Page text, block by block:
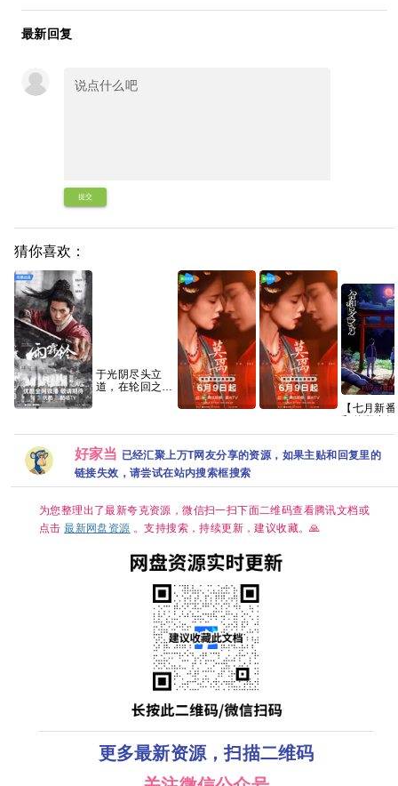
最新回复
提交
猜你喜欢：
(2026)】【37
集持续更新】
【1080P高码】
【国语中字】
【单集/1G】
武侠 / 古装】
【主演: 杨洋 /
章若楠 / 方逸伦
于光阴尽头立
道，在轮回之外
典藏完整版
4K臻彩 白鹿/丞
磊[中国大陆] [爱
情/古装] [单集约
1.3GB]
4K臻彩 白鹿/丞
磊[中国大陆] [爱
情/古装] [单集约
【七月新
怖/奇幻 更
+】
好家当 已经汇聚上万T网友分享的资源，如果主贴和回复里的
链接失效，请尝试在站内搜索框搜索
为您整理出了最新夸克资源，微信扫一扫下面二维码查看腾讯文档或
点击最新网盘资源 。支持搜索，持续更新，建议收藏。🙏
更多最新资源，扫描二维码